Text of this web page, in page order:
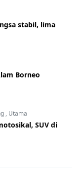
stabil, lima
Borneo
, Utama
SUV di